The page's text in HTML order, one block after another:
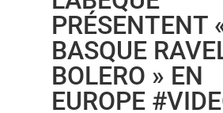
PRÉSENTENT
BASQUE
BOLERO » EN
EUROPE